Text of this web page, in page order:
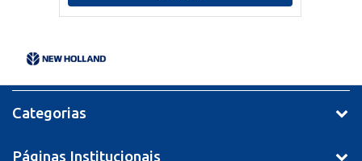
Categorias
Páginas Institucionais